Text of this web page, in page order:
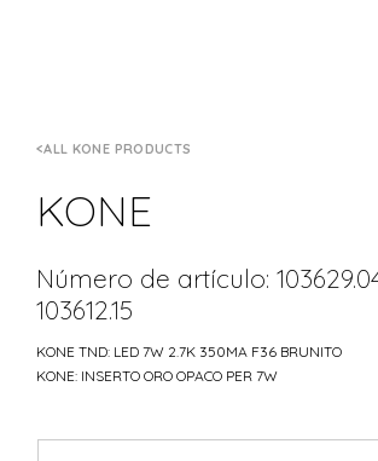
ALL KONE PRODUCTS
KONE
Número de artículo:
103612.15
KONE TND: LED 7W 2.7K 350MA F36 BRUNITO
KONE: INSERTO ORO OPACO PER 7W